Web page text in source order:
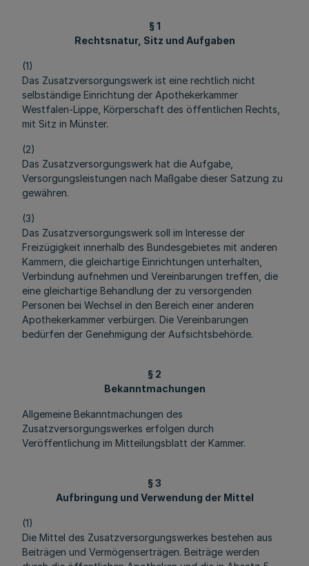
§ 1
Rechtsnatur, Sitz und Aufgaben
(1)
Das Zusatzversorgungswerk ist eine rechtlich nicht
selbständige Einrichtung der Apothekerkammer
Westfalen-Lippe, Körperschaft des öffentlichen Rechts,
mit Sitz in Münster.
(2)
Das Zusatzversorgungswerk hat die Aufgabe,
Versorgungsleistungen nach Maßgabe dieser Satzung zu
gewähren.
(3)
Das Zusatzversorgungswerk soll im Interesse der
Freizügigkeit innerhalb des Bundesgebietes mit anderen
Kammern, die gleichartige Einrichtungen unterhalten,
Verbindung aufnehmen und Vereinbarungen treffen, die
eine gleichartige Behandlung der zu versorgenden
Personen bei Wechsel in den Bereich einer anderen
Apothekerkammer verbürgen. Die Vereinbarungen
bedürfen der Genehmigung der Aufsichtsbehörde.
§ 2
Bekanntmachungen
Allgemeine Bekanntmachungen des
Zusatzversorgungswerkes erfolgen durch
Veröffentlichung im Mitteilungsblatt der Kammer.
§ 3
Aufbringung und Verwendung der Mittel
(1)
Die Mittel des Zusatzversorgungswerkes bestehen aus
Beiträgen und Vermögenserträgen. Beiträge werden